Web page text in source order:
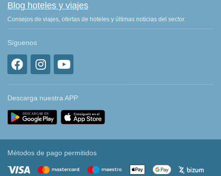
Blog hoteles y viajes
Consejos de viajes, ofertas de hoteles y últimas noticias del sector.
Síguenos
Descarga nuestra APP
Métodos de pago permitidos